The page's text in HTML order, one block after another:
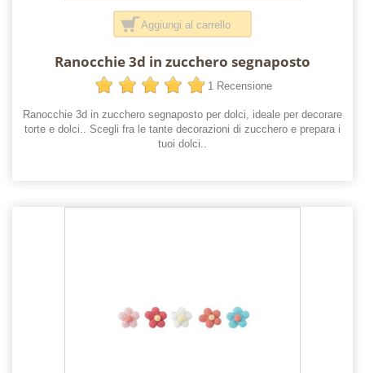
Aggiungi al carrello
Ranocchie 3d in zucchero segnaposto
1 Recensione
Ranocchie 3d in zucchero segnaposto per dolci, ideale per decorare
torte e dolci.. Scegli fra le tante decorazioni di zucchero e prepara i
tuoi dolci..